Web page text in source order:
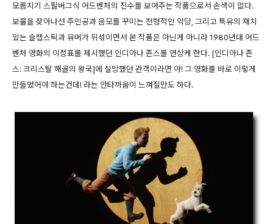
모름지기 스필버그식 어드벤처의 진수를 보여주는 작품으로서 손색이 없다.
보물을 찾아나선 주인공과 음모를 꾸미는 전형적인 악당, 그리고 특유의 재치
있는 슬랩스틱과 유머가 뒤섞이면서 본 작품은 아닌게 아니라 1980년대 어드
벤처 영화의 이정표를 제시했던 인디아나 존스를 연상케 한다. [인디아나 존
스: 크리스탈 해골의 왕국]에 실망했던 관객이라면 아! 그 영화를 바로 이렇게
만들었어야 하는건데! 라는 안타까움이 느껴질만도 하다.